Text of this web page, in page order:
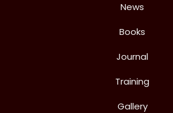
News
Books
Journal
Training
Gallery